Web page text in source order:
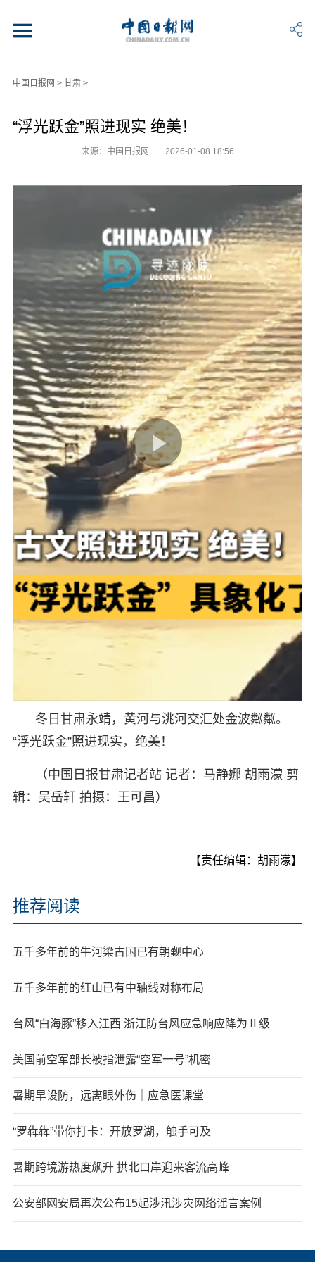
中国日报网 > 甘肃>
“浮光跃金”照进现实 绝美！
来源：中国日报网 2026-01-08 18:56
冬日甘肃永靖，黄河与洮河交汇处金波粼粼。
“浮光跃金”照进现实，绝美！
（中国日报甘肃记者站 记者：马静娜 胡雨濛 剪
辑：吴岳轩 拍摄：王可昌）
【责任编辑：胡雨濛】
推荐阅读
五千多年前的牛河梁古国已有朝觐中心
五千多年前的红山已有中轴线对称布局
台风“白海豚”移入江西 浙江防台风应急响应降为Ⅱ级
美国前空军部长被指泄露“空军一号”机密
暑期早设防，远离眼外伤｜应急医课堂
“罗犇犇”带你打卡：开放罗湖，触手可及
暑期跨境游热度飙升 拱北口岸迎来客流高峰
公安部网安局再次公布15起涉汛涉灾网络谣言案例